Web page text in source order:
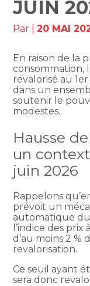
JUIN
Par |20 MAI
En raison de la
consommation,
revalorisé au
dans un
soutenir le
modestes.
Hausse
un
juin 2026
Rappelons
prévoit un
automatique du
l’indice des
d’au moins 2 %
revalorisation.
Ce seuil ayant
sera donc